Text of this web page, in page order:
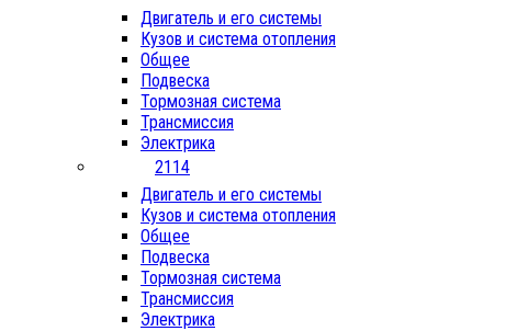
Двигатель и его системы
Кузов и система отопления
Общее
Подвеска
Тормозная система
Трансмиссия
Электрика
2114
Двигатель и его системы
Кузов и система отопления
Общее
Подвеска
Тормозная система
Трансмиссия
Электрика